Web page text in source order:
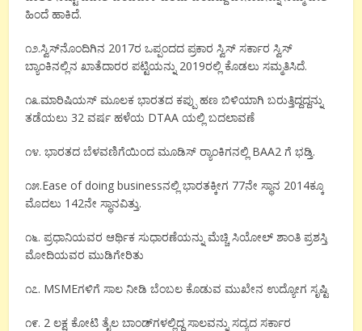
ಹಿಂದೆ ಹಾಕಿದೆ.
೧೨.ಸ್ವಿಸ್‌ನೊಂದಿಗಿನ 2017ರ ಒಪ್ಪಂದದ ಪ್ರಕಾರ ಸ್ವಿಸ್ ಸರ್ಕಾರ ಸ್ವಿಸ್
ಬ್ಯಾಂಕಿನಲ್ಲಿನ ಖಾತೆದಾರರ ಪಟ್ಟಿಯನ್ನು 2019ರಲ್ಲಿ ಕೊಡಲು ಸಮ್ಮತಿಸಿದೆ.
೧೩.ಮಾರಿಷಿಯಸ್ ಮೂಲಕ ಭಾರತದ ಕಪ್ಪು ಹಣ ಬಿಳಿಯಾಗಿ ಬರುತ್ತಿದ್ದದ್ದನ್ನು
ತಡೆಯಲು 32 ವರ್ಷ ಹಳೆಯ DTAA ಯಲ್ಲಿ ಬದಲಾವಣೆ
೧೪. ಭಾರತದ ಬೆಳವಣಿಗೆಯಿಂದ ಮೂಡಿಸ್ ರ‌್ಯಾಂಕಿಗನಲ್ಲಿ BAA2 ಗೆ ಭಡ್ತಿ.
೧೫.Ease of doing businessನಲ್ಲಿ ಭಾರತಕ್ಕೀಗ 77ನೇ ಸ್ಥಾನ 2014ಕ್ಕೂ
ಮೊದಲು 142ನೇ ಸ್ಥಾನವಿತ್ತು.
೧೬. ಪ್ರಧಾನಿಯವರ ಆರ್ಥಿಕ ಸುಧಾರಣೆಯನ್ನು ಮೆಚ್ಚಿ ಸಿಯೋಲ್ ಶಾಂತಿ ಪ್ರಶಸ್ತಿ
ಮೋದಿಯವರ ಮುಡಿಗೇರಿತು
೧೭. MSMEಗಳಿಗೆ ಸಾಲ ನೀಡಿ ಬೆಂಬಲ ಕೊಡುವ ಮುಖೇನ ಉದ್ಯೋಗ ಸೃಷ್ಟಿ
೧೯. 2 ಲಕ್ಷ ಕೋಟಿ ತೈಲ ಬಾಂಡ್‌ಗಳಲ್ಲಿದ್ದ ಸಾಲವನ್ನು ಸದ್ಯದ ಸರ್ಕಾರ